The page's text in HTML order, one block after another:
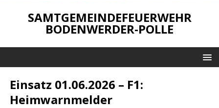
SAMTGEMEINDEFEUERWEHR
BODENWERDER-POLLE
Einsatz 01.06.2026 – F1:
Heimwarnmelder